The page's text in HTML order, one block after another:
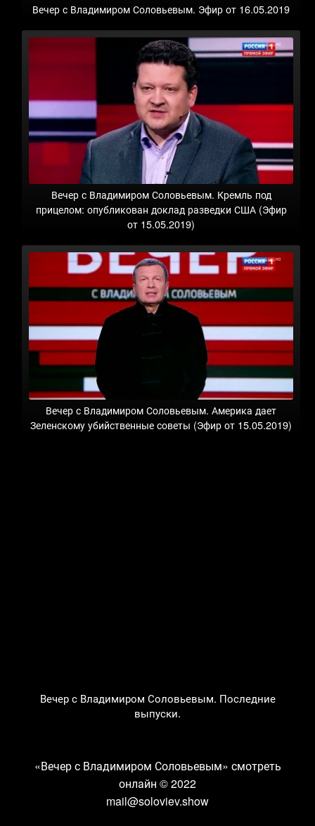
Вечер с Владимиром Соловьевым. Эфир от 16.05.2019
Вечер с Владимиром Соловьевым. Кремль под
прицелом: опубликован доклад разведки США (Эфир
от 15.05.2019)
Вечер с Владимиром Соловьевым. Америка дает
Зеленскому убийственные советы (Эфир от 15.05.2019)
Вечер с Владимиром Соловьевым. Последние
выпуски.
«Вечер с Владимиром Соловьевым» смотреть
онлайн © 2022
mail@soloviev.show